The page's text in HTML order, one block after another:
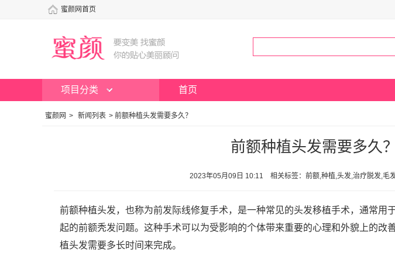
蜜颜网首页
项目分类 首页
蜜颜网 > 新闻列表 > 前额种植头发需要多久？
前额种植头发需要多久？
2023年05月09日 10:11 相关标签：前额,种植,头发,治疗脱发,毛
前额种植头发，也称为前发际线修复手术，是一种常见的头发移植手术，通常用
起的前额秃发问题。这种手术可以为受影响的个体带来重要的心理和外貌上的改
植头发需要多长时间来完成。